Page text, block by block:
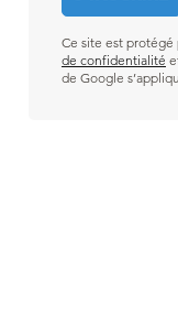
Ce site est protégé
de confidentialité
de Google